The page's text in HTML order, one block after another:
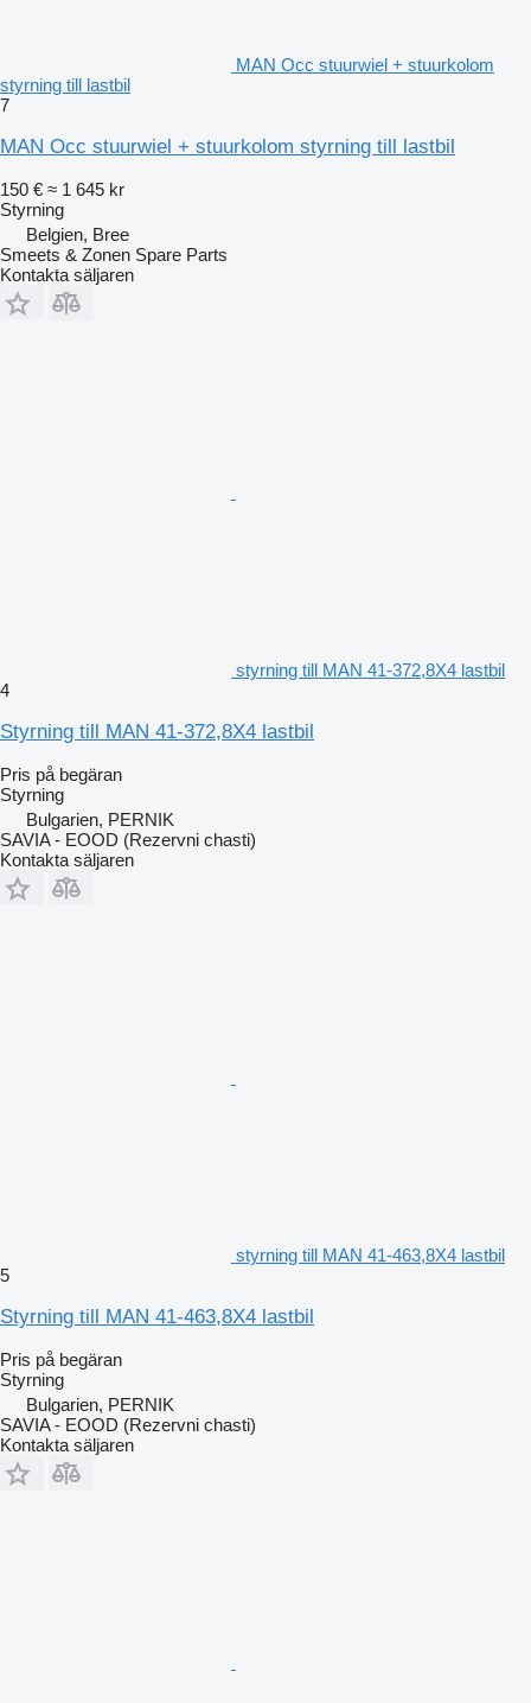
MAN Occ stuurwiel + stuurkolom
styrning till lastbil
7
MAN Occ stuurwiel + stuurkolom styrning till lastbil
150 € ≈ 1 645 kr
Styrning
Belgien, Bree
Smeets & Zonen Spare Parts
Kontakta säljaren
styrning till MAN 41-372,8X4 lastbil
4
Styrning till MAN 41-372,8X4 lastbil
Pris på begäran
Styrning
Bulgarien, PERNIK
SAVIA - EOOD (Rezervni chasti)
Kontakta säljaren
styrning till MAN 41-463,8X4 lastbil
5
Styrning till MAN 41-463,8X4 lastbil
Pris på begäran
Styrning
Bulgarien, PERNIK
SAVIA - EOOD (Rezervni chasti)
Kontakta säljaren